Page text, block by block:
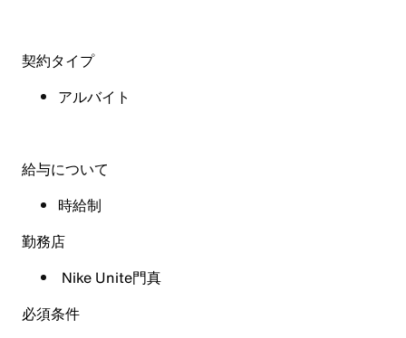
契約タイプ
アルバイト
給与について
時給制
勤務店
Nike Unite門真
必須条件